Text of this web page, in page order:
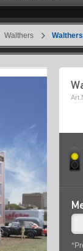
Walthers